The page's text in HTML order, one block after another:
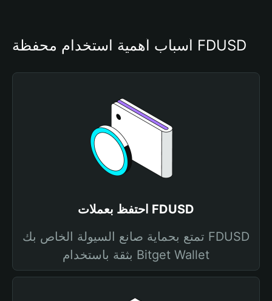
أسباب أهمية استخدام محفظة FDUSD
احتفظ بعملات FDUSD
تمتع بحماية صانع السيولة الخاص بك FDUSD
بثقة باستخدام Bitget Wallet